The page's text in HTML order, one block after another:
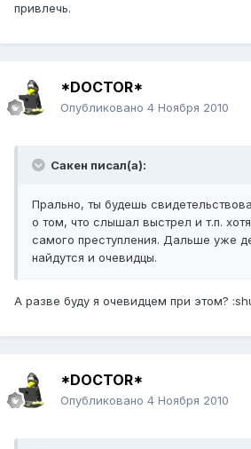
привлечь.
*DOCTOR*
Опубликовано 4 Ноября 2010
Сакен писал(а):
Прально, ты будешь
о том, что слышал выстрел и т.п.
самого преступления. Дальше уже
найдутся и очевидцы.
А разве буду я очевидцем при этом?
*DOCTOR*
Опубликовано 4 Ноября 2010